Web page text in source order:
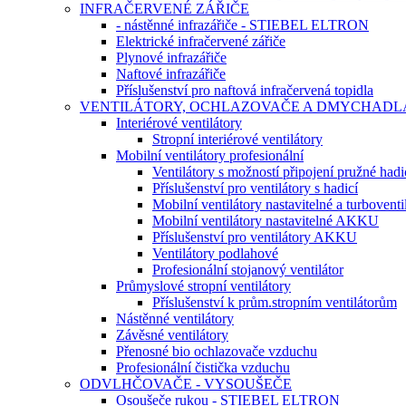
INFRAČERVENÉ ZÁŘIČE
- nástěnné infrazářiče - STIEBEL ELTRON
Elektrické infračervené zářiče
Plynové infrazářiče
Naftové infrazářiče
Příslušenství pro naftová infračervená topidla
VENTILÁTORY, OCHLAZOVAČE A
Interiérové ventilátory
Stropní interiérové ventilátory
Mobilní ventilátory profesionální
Ventilátory s možností připojení pružné
Příslušenství pro ventilátory s hadicí
Mobilní ventilátory nastavitelné a
Mobilní ventilátory nastavitelné AKKU
Příslušenství pro ventilátory AKKU
Ventilátory podlahové
Profesionální stojanový ventilátor
Průmyslové stropní ventilátory
Příslušenství k prům.stropním ventilátorům
Nástěnné ventilátory
Závěsné ventilátory
Přenosné bio ochlazovače vzduchu
Profesionální čistička vzduchu
ODVLHČOVAČE - VYSOUŠEČE
Osoušeče rukou - STIEBEL ELTRON